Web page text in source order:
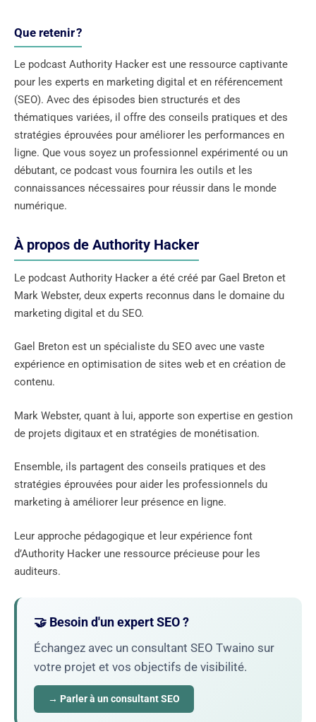
Que retenir ?
Le podcast Authority Hacker est une ressource captivante
pour les experts en marketing digital et en référencement
(SEO). Avec des épisodes bien structurés et des
thématiques variées, il offre des conseils pratiques et des
stratégies éprouvées pour améliorer les performances en
ligne. Que vous soyez un professionnel expérimenté ou un
débutant, ce podcast vous fournira les outils et les
connaissances nécessaires pour réussir dans le monde
numérique.
À propos de Authority Hacker
Le podcast Authority Hacker a été créé par Gael Breton et
Mark Webster, deux experts reconnus dans le domaine du
marketing digital et du SEO.
Gael Breton est un spécialiste du SEO avec une vaste
expérience en optimisation de sites web et en création de
contenu.
Mark Webster, quant à lui, apporte son expertise en gestion
de projets digitaux et en stratégies de monétisation.
Ensemble, ils partagent des conseils pratiques et des
stratégies éprouvées pour aider les professionnels du
marketing à améliorer leur présence en ligne.
Leur approche pédagogique et leur expérience font
d’Authority Hacker une ressource précieuse pour les
auditeurs.
🤝 Besoin d'un expert SEO ?
Échangez avec un consultant SEO Twaino sur
votre projet et vos objectifs de visibilité.
→ Parler à un consultant SEO